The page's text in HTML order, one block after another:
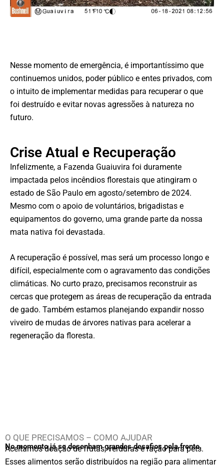
Nesse momento de emergência, é importantíssimo que
continuemos unidos, poder público e entes privados, com
o intuito de implementar medidas para recuperar o que
foi destruído e evitar novas agressões à natureza no
futuro.
Crise Atual e Recuperação
Infelizmente, a Fazenda Guaiuvira foi duramente
impactada pelos incêndios florestais que atingiram o
estado de São Paulo em agosto/setembro de 2024.
Mesmo com o apoio de voluntários, brigadistas e
equipamentos do governo, uma grande parte da nossa
mata nativa foi devastada.
A recuperação é possível, mas será um processo longo e
difícil, especialmente com o agravamento das condições
climáticas. No curto prazo, precisamos reconstruir as
cercas que protegem as áreas de recuperação da entrada
de gado. Também estamos planejando expandir nosso
viveiro de mudas de árvores nativas para acelerar a
regeneração da floresta.
O QUE PRECISAMOS – COMO AJUDAR
No momento já se desenham grandes desafios pela frente.
Aceitamos doação de frutas, verduras e ração para pets.
Esses alimentos serão distribuídos na região para alimentar